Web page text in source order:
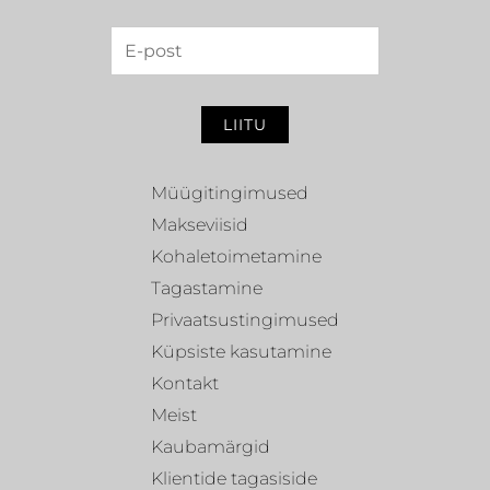
LIITU
Müügitingimused
Makseviisid
Kohaletoimetamine
Tagastamine
Privaatsustingimused
Küpsiste kasutamine
Kontakt
Meist
Kaubamärgid
Klientide tagasiside